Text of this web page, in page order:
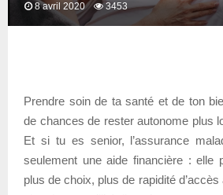
8 avril 2020 3453
Prendre soin de ta santé et de ton
de chances de rester autonome plus
Et si tu es senior, l’assurance
seulement une aide financière : elle
plus de choix, plus de rapidité